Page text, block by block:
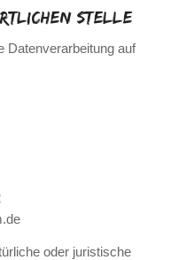
Stelle
Datenverarbeitung auf
oder juristische